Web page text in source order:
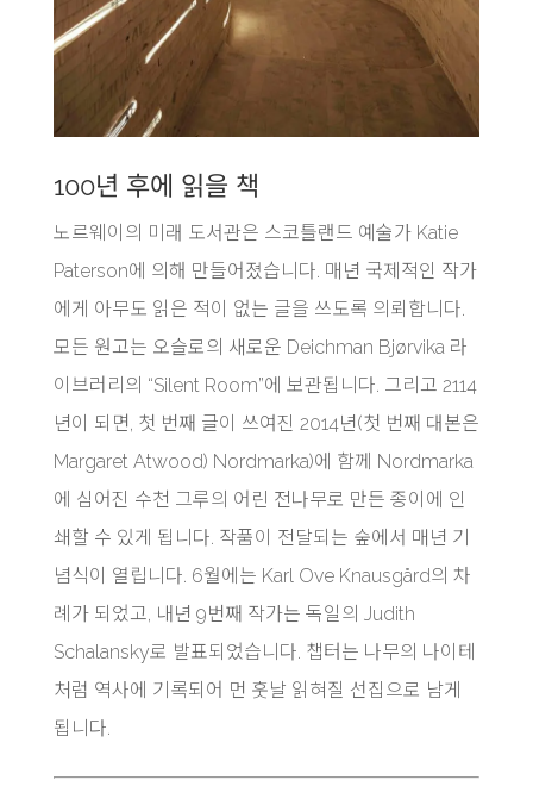
100년 후에 읽을 책
노르웨이의 미래 도서관은 스코틀랜드 예술가 Katie
Paterson에 의해 만들어졌습니다. 매년 국제적인 작가
에게 아무도 읽은 적이 없는 글을 쓰도록 의뢰합니다.
모든 원고는 오슬로의 새로운 Deichman Bjørvika 라
이브러리의 “Silent Room”에 보관됩니다. 그리고 2114
년이 되면, 첫 번째 글이 쓰여진 2014년(첫 번째 대본은
Margaret Atwood) Nordmarka)에 함께 Nordmarka
에 심어진 수천 그루의 어린 전나무로 만든 종이에 인
쇄할 수 있게 됩니다. 작품이 전달되는 숲에서 매년 기
념식이 열립니다. 6월에는 Karl Ove Knausgård의 차
례가 되었고, 내년 9번째 작가는 독일의 Judith
Schalansky로 발표되었습니다. 챕터는 나무의 나이테
처럼 역사에 기록되어 먼 훗날 읽혀질 선집으로 남게
됩니다.